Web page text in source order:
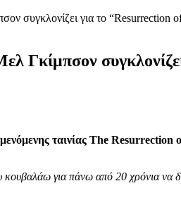
συγκλονίζει για το “Resurrection
Γκίμπσον
ταινίας The Resurrection
κουβαλάω για πάνω από 20 χρόνια να